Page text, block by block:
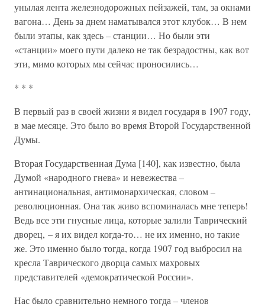
унылая лента железнодорожных пейзажей, там, за окнами
вагона… День за днем наматывался этот клубок… В нем
были этапы, как здесь – станции… Но были эти
«станции» моего пути далеко не так безрадостны, как вот
эти, мимо которых мы сейчас проносились…
* * *
В первый раз в своей жизни я видел государя в 1907 году,
в мае месяце. Это было во время Второй Государственной
Думы.
Вторая Государственная Дума [140], как известно, была
Думой «народного гнева» и невежества –
антинациональная, антимонархическая, словом –
революционная. Она так живо вспоминалась мне теперь!
Ведь все эти гнусные лица, которые залили Таврический
дворец, – я их видел когда-то… не их именно, но такие
же. Это именно было тогда, когда 1907 год выбросил на
кресла Таврического дворца самых махровых
представителей «демократической России».
Нас было сравнительно немного тогда – членов